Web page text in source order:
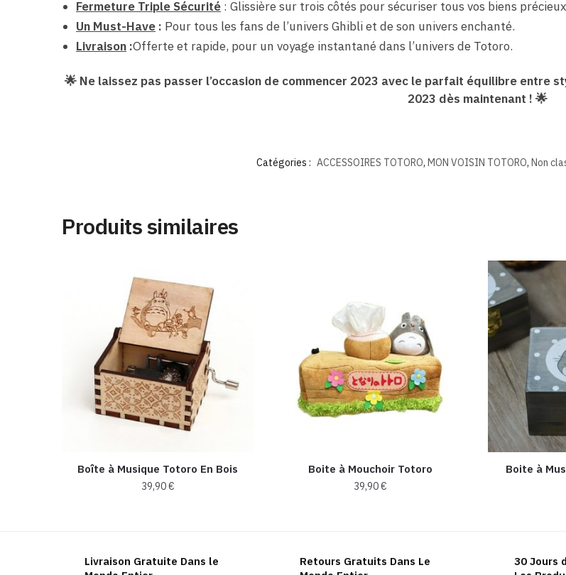
Fermeture Triple Sécurité : Glissière sur trois côtés pour sécuriser tous vos biens
Un Must-Have : Pour tous les fans de l’univers Ghibli et de son univers enchanté.
Livraison :Offerte et rapide, pour un voyage instantané dans l’univers de Totoro.
🌟 Ne laissez pas passer l’occasion de commencer 2023 avec le parfait équilibre entre
2023 dès maintenant ! 🌟
Catégories : ACCESSOIRES TOTORO, MON VOISIN TOTORO, Non
Produits similaires
Boîte à Musique Totoro En Bois
39,90€
plusieurs
Boite à Mouchoir Totoro
39,90€
plusieurs
Boite à
Livraison Gratuite Dans le
Retours Gratuits Dans Le
30 Jours